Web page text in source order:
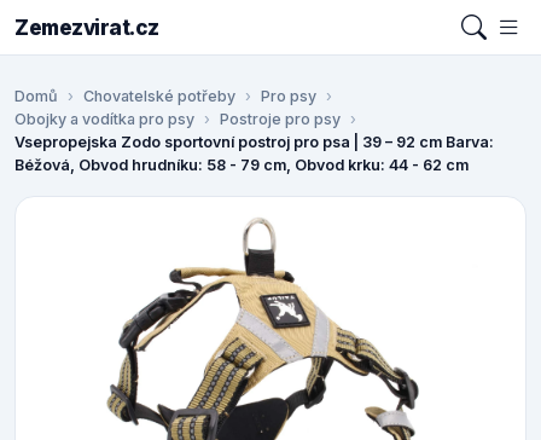
Zemezvirat.cz
Domů Chovatelské potřeby
Pro psy
Obojky a vodítka pro psy
Postroje pro psy
Vsepropejska Zodo sportovní postroj pro psa | 39 – 92 cm Barva:
Béžová, Obvod hrudníku: 58 - 79 cm, Obvod krku: 44 - 62 cm